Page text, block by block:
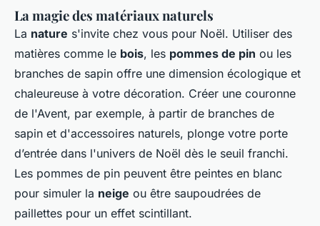
La magie des matériaux naturels
La nature s'invite chez vous pour Noël. Utiliser des
matières comme le bois, les pommes de pin ou les
branches de sapin offre une dimension écologique et
chaleureuse à votre décoration. Créer une couronne
de l'Avent, par exemple, à partir de branches de
sapin et d'accessoires naturels, plonge votre porte
d’entrée dans l'univers de Noël dès le seuil franchi.
Les pommes de pin peuvent être peintes en blanc
pour simuler la neige ou être saupoudrées de
paillettes pour un effet scintillant.